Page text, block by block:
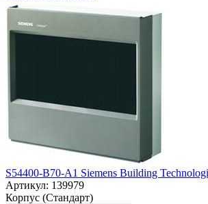
S54400-B70-A1 Siemens Building
Артикул: 139979
Корпус (Стандарт)